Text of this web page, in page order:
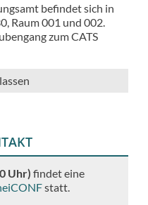
befindet sich in
Raum 001 und 002.
zum CATS
Uhr) findet eine
statt.